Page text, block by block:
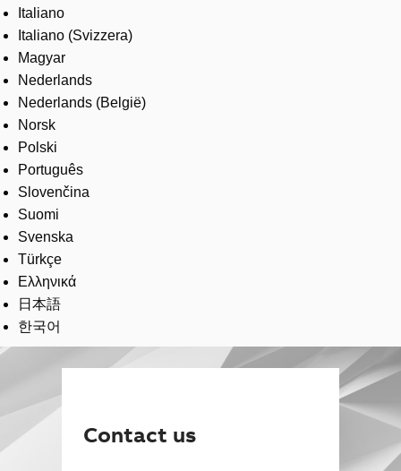
Italiano
Italiano (Svizzera)
Magyar
Nederlands
Nederlands (België)
Norsk
Polski
Português
Slovenčina
Suomi
Svenska
Türkçe
Ελληνικά
日本語
한국어
Contact us